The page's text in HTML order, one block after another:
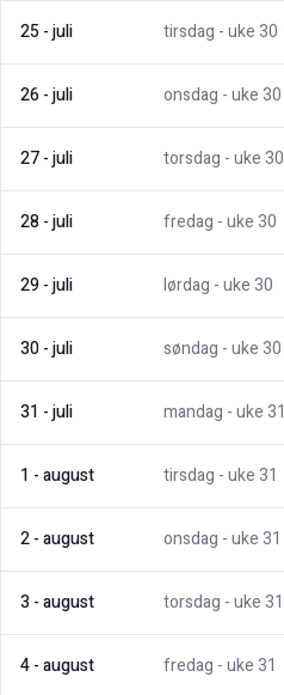
25-juli tirsdag - uke30
26-juli onsdag - uke30
27-juli torsdag - uke30
28-juli fredag - uke30
29-juli lørdag - uke30
30-juli søndag - uke30
31 -juli mandag - uke31
1 -august tirsdag - uke31
2-august onsdag - uke31
3 -august torsdag - uke31
4-august fredag - uke31